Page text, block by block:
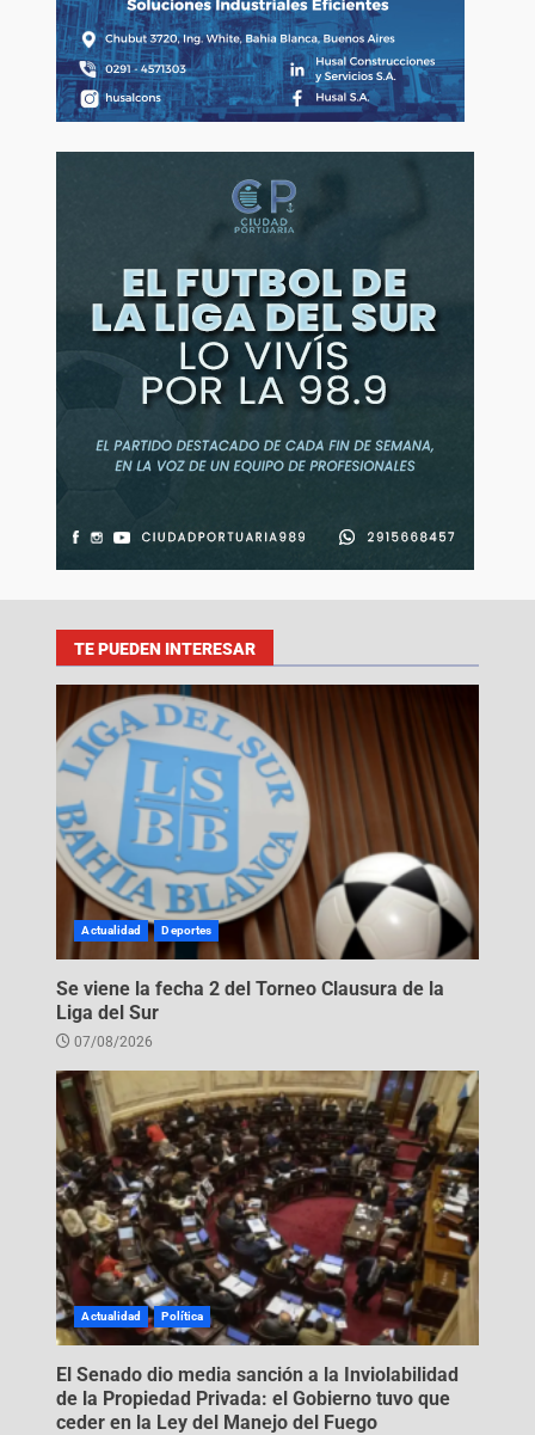
TE PUEDEN INTERESAR
Actualidad Deportes
Se viene la fecha 2 del Torneo Clausura de la
Liga del Sur
07/08/2026
Actualidad Política
El Senado dio media sanción a la Inviolabilidad
de la Propiedad Privada: el Gobierno tuvo que
ceder en la Ley del Manejo del Fuego